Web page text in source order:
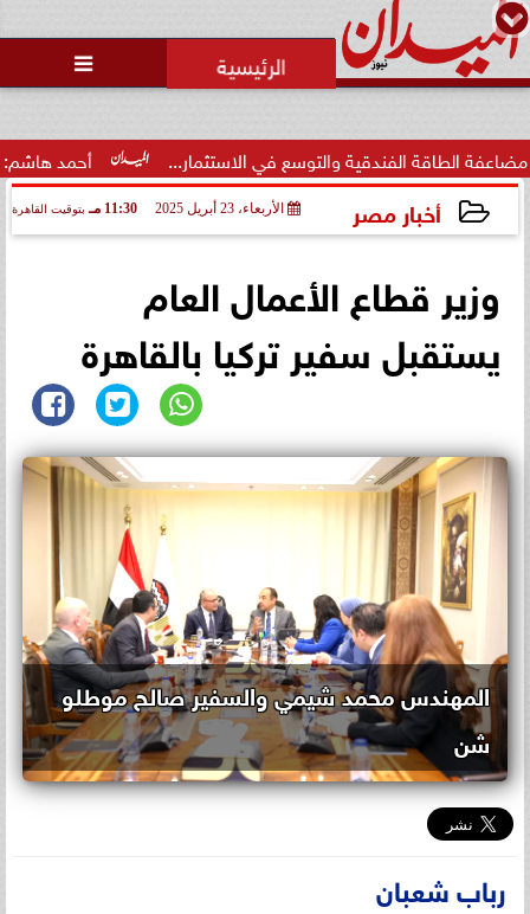

أحمد هاشم: الإعلام الفندقية والتوسع في الاستثمار...
أخبار مصر الأربعاء، 23 أبريل 2025 11:30 مـ بتوقيت القاهرة
وزير قطاع الأعمال العام
يستقبل سفير تركيا بالقاهرة
المهندس محمد شيمي والسفير صالح موطلو
شن
رباب شعبان